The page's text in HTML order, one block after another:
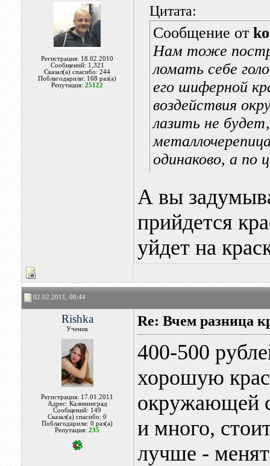
Регистрация: 18.02.2010
Сообщений: 1,321
Сказал(а) спасибо: 244
Поблагодарили: 168 раз(а)
Репутация:25122
Цитата:
Сообщение от
Нам тоже
ломать себе
его шиферной
воздействия
лазить не
одинаково, а по
А вы
прийдется
уйдет на
02.02.2011, 08:44
Rishka
Ученик
Регистрация: 17.01.2011
Адрес: Калининград
Сообщений: 149
Сказал(а) спасибо: 0
Поблагодарили: 0 раз(а)
Репутация:235
Re: Вчем разница
400-500
хорошую
окружающей
и много,
лучше -